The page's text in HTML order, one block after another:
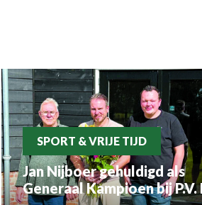
SPORT & VRIJE TIJD
Jan Nijboer gehuldigd als
Generaal Kampioen bij P.V.